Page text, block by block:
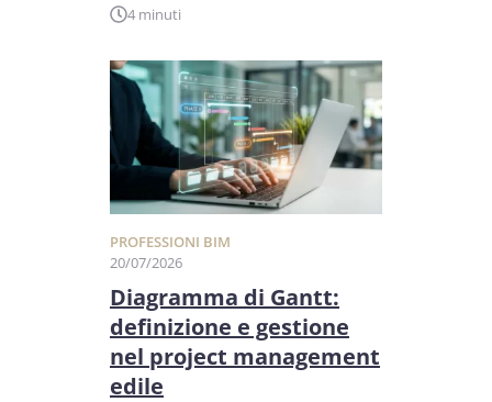
4 minuti
PROFESSIONI BIM
20/07/2026
Diagramma di Gantt:
definizione e gestione
nel project management
edile